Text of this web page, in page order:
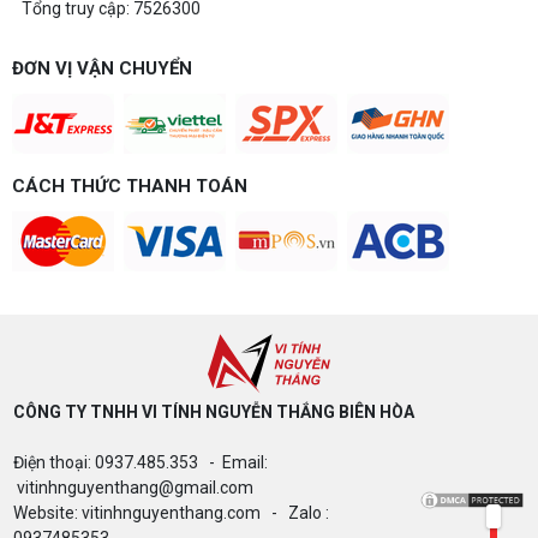
Build PC gaming 15 triệu chơi được
theo đúng ngân sách.
Build PC Gaming theo ngân sách từ 10
Build PC gaming theo ngân sách từ 10-40 triệu:
Intel/AMD và tránh sai tương thích. Tư vấn miễn
phí tại Vi tính Nguyễn Thắng.
PLUS – NHẬN VOUCHER ĐẾN 800K
quyền ( Vi tính Nguyễn Thắng)
Tổng truy cập: 7526300
ĐƠN VỊ VẬN CHUYỂN
CÁCH THỨC THANH TOÁN
CÔNG TY TNHH VI TÍNH NGUYỄN THẮNG BIÊN HÒA​
Điện thoại: 0937.485.353 - Email:
vitinhnguyenthang@gmail.com
Website: vitinhnguyenthang.com - Zalo :